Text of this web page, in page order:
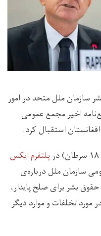
سازمان ملل متحد در امور
‏اخیر مجمع عمومی
استقبال کرد.
پلتفرم ایکس
سازمان ملل درباره‌ی
بشر برای صلح پایدار،
مورد تخلفات و موارد دیگر